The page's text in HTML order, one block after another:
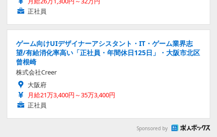
正社員
ゲーム向けUIデザイナーアシスタント・IT・ゲーム業界志
望/有給消化率高い「正社員・年間休日125日」・大阪市北区
曾根崎
株式会社Creer
大阪府
月給21万3,400円～35万3,400円
正社員
Sponsored by